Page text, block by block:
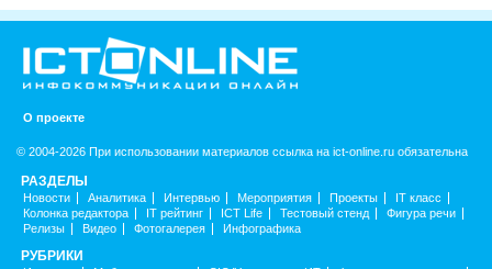
О проекте
© 2004-2026 При использовании материалов ссылка на ict-online.ru обязательна
РАЗДЕЛЫ
Новости Аналитика Интервью Мероприятия Проекты
IT класс
Колонка редактора
IT рейтинг ICT Life Тестовый стенд
Фигура речи
Релизы
Видео Фотогалерея Инфографика
РУБРИКИ